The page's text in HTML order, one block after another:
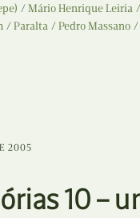
Mário Henrique Leiria
Paralta Pedro Massano
2005
10 –